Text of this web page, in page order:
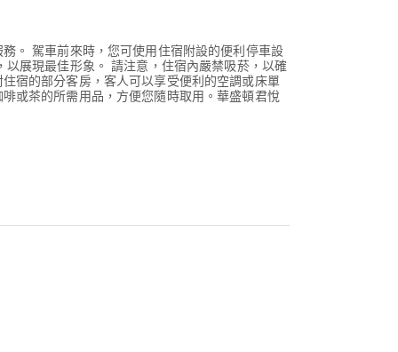
。 駕車前來時，您可使用住宿附設的便利停車設
展現最佳形象。 請注意，住宿內嚴禁吸菸，以確
宿的部分客房，客人可以享受便利的空調或床單
或茶的所需用品，方便您隨時取用。華盛頓君悅